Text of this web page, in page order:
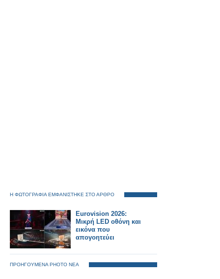
Η ΦΩΤΟΓΡΑΦΙΑ ΕΜΦΑΝΙΣΤΗΚΕ ΣΤΟ ΑΡΘΡΟ
Eurovision 2026:
Μικρή LED οθόνη και
εικόνα που
απογοητεύει
ΠΡΟΗΓΟΥΜΕΝΑ PHOTO ΝΕΑ